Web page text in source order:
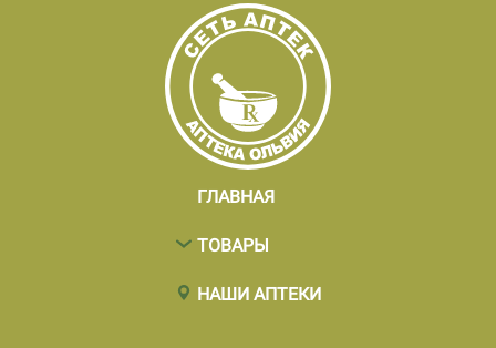
ГЛАВНАЯ
ТОВАРЫ
НАШИ АПТЕКИ